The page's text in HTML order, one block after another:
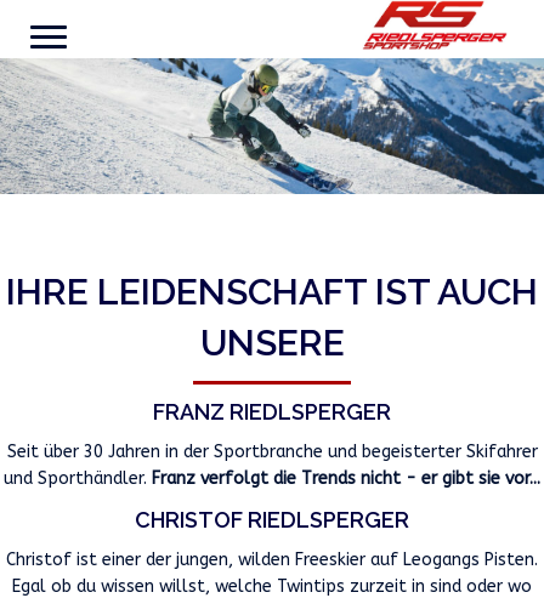
IHRE LEIDENSCHAFT IST AUCH
UNSERE
FRANZ RIEDLSPERGER
Seit über 30 Jahren in der Sportbranche und begeisterter Skifahrer
und Sporthändler. Franz verfolgt die Trends nicht - er gibt sie vor...
CHRISTOF RIEDLSPERGER
Christof ist einer der jungen, wilden Freeskier auf Leogangs Pisten.
Egal ob du wissen willst, welche Twintips zurzeit in sind oder wo